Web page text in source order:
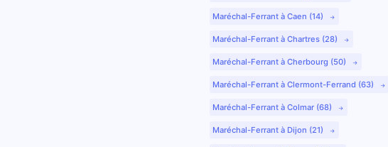
Maréchal-Ferrant à Caen (14)
Maréchal-Ferrant à Chartres (28)
Maréchal-Ferrant à Cherbourg (50)
Maréchal-Ferrant à Clermont-Ferrand (63)
Maréchal-Ferrant à Colmar (68)
Maréchal-Ferrant à Dijon (21)